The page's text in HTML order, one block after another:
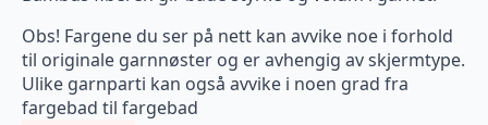
Obs! Fargene du ser på nett kan avvike noe i forhold
til originale garnnøster og er avhengig av skjermtype.
Ulike garnparti kan også avvike i noen grad fra
fargebad til fargebad